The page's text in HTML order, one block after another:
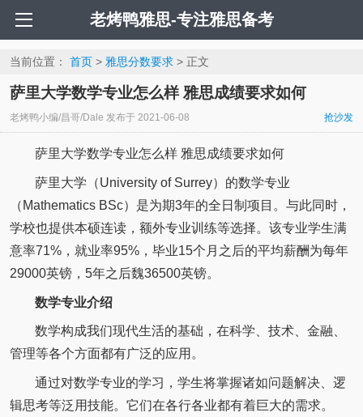
老烤鸭雅思-专注雅思备考
当前位置： 首页> 雅思分数要求> 正文
萨里大学数学专业怎么样 雅思成绩要求如何
老烤鸭小编/昌哥/Dale 发布于 2021-06-08 抢沙发
萨里大学数学专业怎么样 雅思成绩要求如何
萨里大学（University of Surrey）的数学专业
（Mathematics BSc）是为期3年的全日制项目。与此同时，
学校也提供本硕连读，额外专业训练等选择。该专业学生满
意率71%，就业率95%，毕业15个月之后的平均薪酬为每年
29000英镑，5年之后魏36500英镑。
数学专业介绍
数学构成我们现代生活的基础，在科学、技术、金融、
管理等各个方面都有广泛的应用。
通过对数学专业的学习，学生将掌握诸如问题解决、逻
辑思考等泛用技能。它们在各行各业都有着巨大的需求。